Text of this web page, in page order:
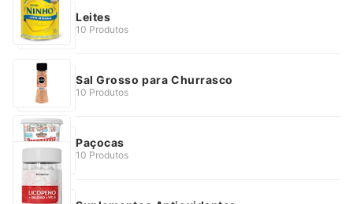
Leites
10 Produtos
Sal Grosso para Churrasco
10 Produtos
Paçocas
10 Produtos